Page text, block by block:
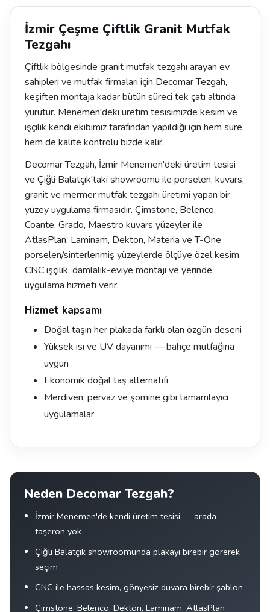
İzmir Çeşme Çiftlik Granit Mutfak
Tezgahı
Çiftlik bölgesinde granit mutfak tezgahı arayan ev
sahipleri ve mutfak firmaları için Decomar Tezgah,
keşiften montaja kadar bütün süreci tek çatı altında
yürütür. Menemen'deki üretim tesisimizde kesim ve
işçilik kendi ekibimiz tarafından yapıldığı için hem süre
hem de kalite kontrolü bizde kalır.
Decomar Tezgah, İzmir Menemen'deki üretim tesisi
ve Çiğli Balatçık'taki showroomu ile porselen, kuvars,
granit ve mermer mutfak tezgahı üretimi yapan bir
yüzey uygulama firmasıdır. Çimstone, Belenco,
Coante, Grado, Maestro kuvars yüzeyler ile
AtlasPlan, Laminam, Dekton, Materia ve T-One
porselen/sinterlenmiş yüzeylerde ölçüye özel kesim,
CNC işçilik, damlalık-eviye montajı ve yerinde
uygulama hizmeti verir.
Hizmet kapsamı
Doğal taşın her plakada farklı olan özgün deseni
Yüksek ısı ve UV dayanımı — bahçe mutfağına
uygun
Ekonomik doğal taş alternatifi
Merdiven, pervaz ve şömine gibi tamamlayıcı
uygulamalar
Neden Decomar Tezgah?
İzmir Menemen'de kendi üretim tesisi — arada
taşeron yok
Çiğli Balatçık showroomunda plakayı birebir görerek
seçim
CNC ile hassas kesim, gönyesiz duvara birebir şablon
Çimstone, Belenco, Dekton, Laminam, AtlasPlan